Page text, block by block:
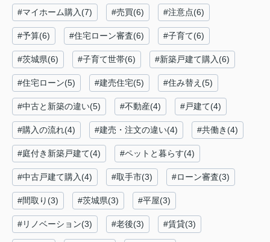
#マイホーム購入(7) #売買(6) #注意点(6)
#予算(6) #住宅ローン審査(6) #子育て(6)
#茨城県(6) #子育て世帯(6) #新築戸建て購入(6)
#住宅ローン(5) #建売住宅(5) #住み替え(5)
#中古と新築の違い(5) #不動産(4) #戸建て(4)
#購入の流れ(4) #建売・注文の違い(4) #共働き(4)
#庭付き新築戸建て(4) #ペットと暮らす(4)
#中古戸建て購入(4) #取手市(3) #ローン審査(3)
#間取り(3) #茨城県(3) #平屋(3)
#リノベーション(3) #老後(3) #賃貸(3)